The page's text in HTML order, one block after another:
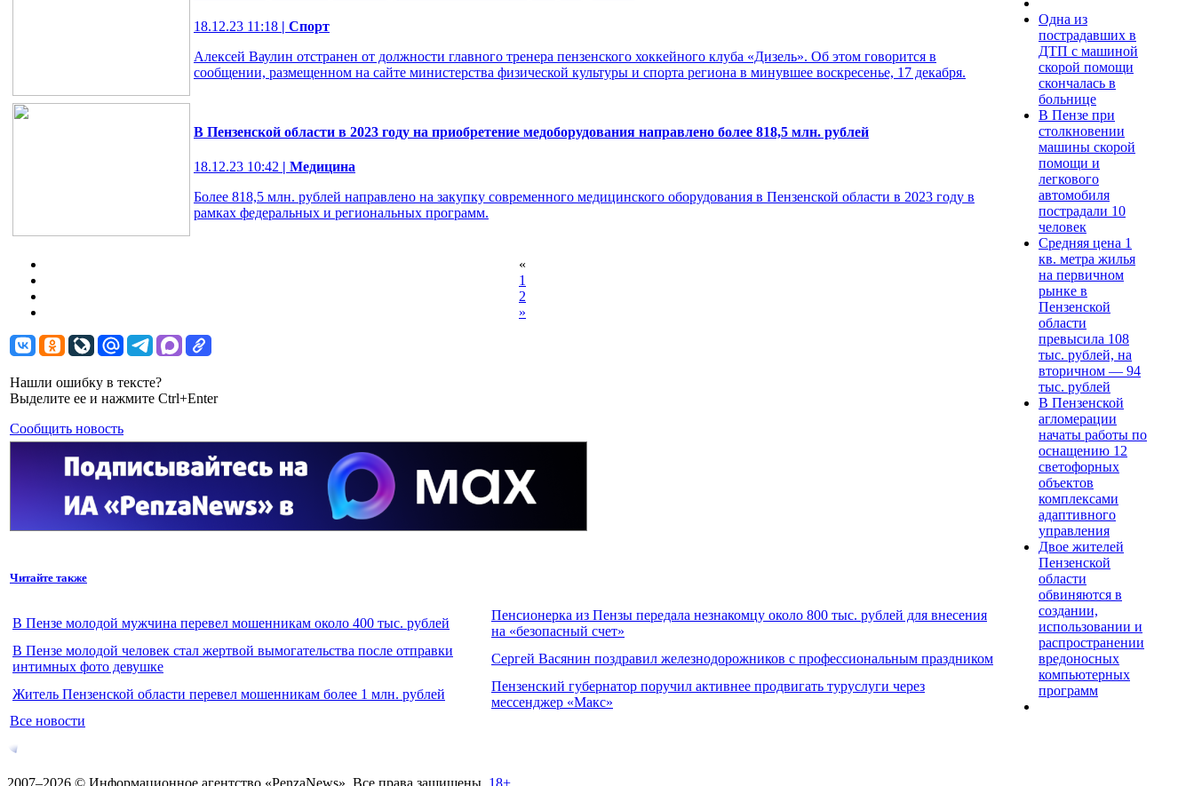
18.12.23 11:18 | Спорт
Алексей Ваулин отстранен от должности главного тренера пензенского хоккейного клуба «Дизель». Об этом говорится в
сообщении, размещенном на сайте министерства физической культуры и спорта региона в минувшее воскресенье, 17 декабря.
В Пензенской области в 2023 году на приобретение медоборудования направлено более 818,5 млн. рублей
18.12.23 10:42 | Медицина
Более 818,5 млн. рублей направлено на закупку современного медицинского оборудования в Пензенской области в 2023 году в
рамках федеральных и региональных программ.
«
1
2
»
Нашли ошибку в тексте?
Выделите ее и нажмите Ctrl+Enter
Сообщить новость
Читайте также
В Пензе молодой мужчина перевел мошенникам около 400 тыс. рублей
Пенсионерка из Пензы передала незнакомцу около 800 тыс. рублей для внесения
на «безопасный счет»
В Пензе молодой человек стал жертвой вымогательства после отправки
интимных фото девушке
Сергей Васянин поздравил железнодорожников с профессиональным праздником
Житель Пензенской области перевел мошенникам более 1 млн. рублей
Пензенский губернатор поручил активнее продвигать туруслуги через
мессенджер «Макс»
Все новости
Одна из
пострадавших в
ДТП с машиной
скорой помощи
скончалась в
больнице
В Пензе при
столкновении
машины скорой
помощи и
легкового
автомобиля
пострадали 10
человек
Средняя цена 1
кв. метра жилья
на первичном
рынке в
Пензенской
области
превысила 108
тыс. рублей, на
вторичном — 94
тыс. рублей
В Пензенской
агломерации
начаты работы по
оснащению 12
светофорных
объектов
комплексами
адаптивного
управления
Двое жителей
Пензенской
области
обвиняются в
создании,
использовании и
распространении
вредоносных
компьютерных
программ
2007–2026 © Информационное агентство «PenzaNews». Все права защищены. 18+